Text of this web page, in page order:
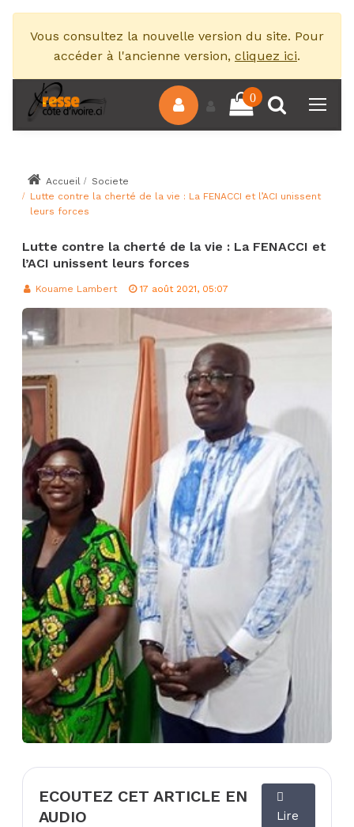
Vous consultez la nouvelle version du site. Pour
accéder à l'ancienne version, cliquez ici.
0
Accueil
Societe
Lutte contre la cherté de la vie : La FENACCI et l’ACI unissent
leurs forces
Lutte contre la cherté de la vie : La FENACCI et
l’ACI unissent leurs forces
Kouame Lambert 17 août 2021, 05:07
ECOUTEZ CET ARTICLE EN
AUDIO
Lire